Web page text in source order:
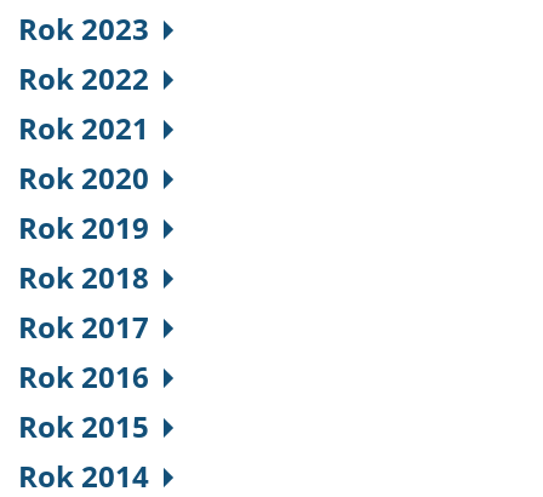
Rok 2023
Rok 2022
Rok 2021
Rok 2020
Rok 2019
Rok 2018
Rok 2017
Rok 2016
Rok 2015
Rok 2014